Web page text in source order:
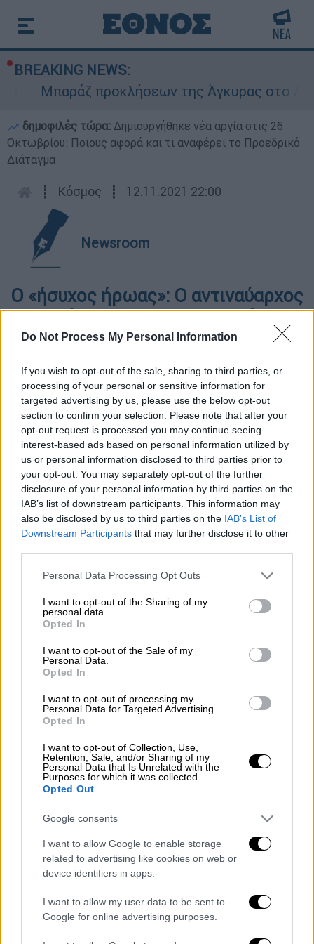
Do Not Process My Personal Information
If you wish to opt-out of the sale, sharing to third parties, or
processing of your personal or sensitive information for
targeted advertising by us, please use the below opt-out
section to confirm your selection. Please note that after your
opt-out request is processed you may continue seeing
interest-based ads based on personal information utilized by
us or personal information disclosed to third parties prior to
your opt-out. You may separately opt-out of the further
disclosure of your personal information by third parties on the
IAB’s list of downstream participants. This information may
also be disclosed by us to third parties on the IAB’s List of
Downstream Participants that may further disclose it to other
Please note that this website/app uses one or more Google
not limited to your visit or usage behaviour. You may click to
grant or deny consent to Google and its third-party tags to
use your data for below specified purposes in below Google
consent section.
Personal Data Processing Opt Outs
I want to opt-out of the Sharing of my
personal data.
Opted In
I want to opt-out of the Sale of my
Personal Data.
Opted In
I want to opt-out of processing my
Personal Data for Targeted Advertising.
Opted In
I want to opt-out of Collection, Use,
Retention, Sale, and/or Sharing of my
Personal Data that Is Unrelated with the
Purposes for which it was collected.
Opted Out
Google consents
I want to allow Google to enable storage
related to advertising like cookies on web or
device identifiers in apps.
I want to allow my user data to be sent to
Google for online advertising purposes.
BREAKING NEWS:
Μπαράζ προκλήσεων της Άγκυρας στο
δημοφιλές τώρα: Δημιουργήθηκε νέα αργία στις 26
Οκτωβρίου: Ποιους αφορά και τι αναφέρει το Προεδρικό
Διάταγμα
┋ Κόσμος ┋ 12.11.2021 22:00
Newsroom
Ο «ήσυχος ήρωας»: Ο αντιναύαρχος
που υπέγραψε το υγειονομικό
θαύμα της Πορτογαλίας σβήνοντας
Προσθέστε το ΕΘΝΟΣ στη Google
Πέτυχε εκείνο που οι άλλες χώρες
προσπαθούν εδώ και μήνες. Διαβάστε για
υγειονομικό θαύμα της Πορτογαλίας
σβήνοντας τον κορονοϊό με ένα κλικ στο
menshouse.gr
Διαβάστε ακόμη
Εκτελέσεις, συλλήψεις και νέοι
περιορισμοί: Το Ιράν σκληραίνει τη γραμμή
Η πρώτη δήλωση της οικογένειας της
38χρονης Βρετανίδας που δολοφονήθηκε
Ντύθηκε «Χάρος», ανέβηκε στην οροφή